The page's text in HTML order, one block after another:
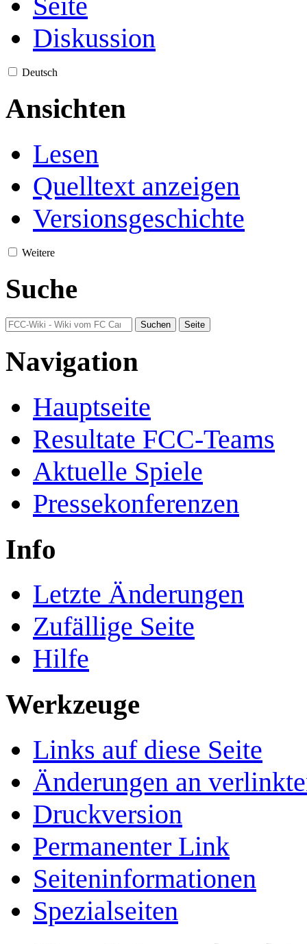
Diskussion
Deutsch
Ansichten
Lesen
Quelltext anzeigen
Versionsgeschichte
Weitere
Suche
Navigation
Hauptseite
Resultate FCC-Teams
Aktuelle Spiele
Pressekonferenzen
Info
Letzte Änderungen
Zufällige Seite
Hilfe
Werkzeuge
Links auf diese Seite
Änderungen an
Druckversion
Permanenter Link
Seiten­­informationen
Spezialseiten